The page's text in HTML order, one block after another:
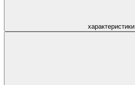
характеристики